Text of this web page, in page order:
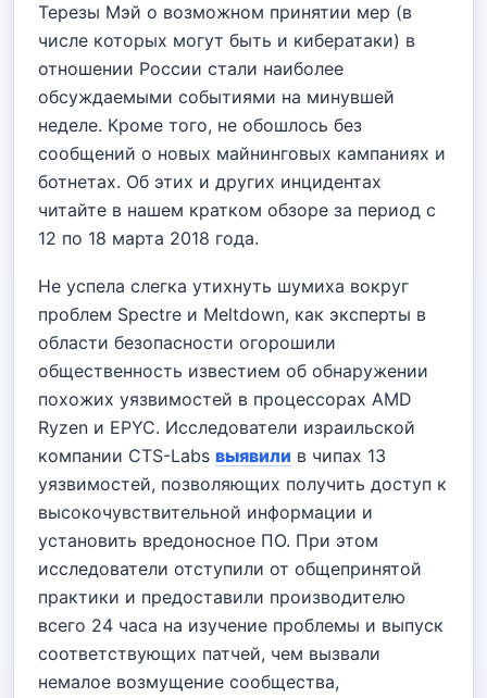
Терезы Мэй о возможном принятии мер (в
числе которых могут быть и кибератаки) в
отношении России стали наиболее
обсуждаемыми событиями на минувшей
неделе. Кроме того, не обошлось без
сообщений о новых майнинговых кампаниях и
ботнетах. Об этих и других инцидентах
читайте в нашем кратком обзоре за период с
12 по 18 марта 2018 года.
Не успела слегка утихнуть шумиха вокруг
проблем Spectre и Meltdown, как эксперты в
области безопасности огорошили
общественность известием об обнаружении
похожих уязвимостей в процессорах AMD
Ryzen и EPYC. Исследователи израильской
компании CTS-Labs выявили в чипах 13
уязвимостей, позволяющих получить доступ к
высокочувствительной информации и
установить вредоносное ПО. При этом
исследователи отступили от общепринятой
практики и предоставили производителю
всего 24 часа на изучение проблемы и выпуск
соответствующих патчей, чем вызвали
немалое возмущение сообщества,